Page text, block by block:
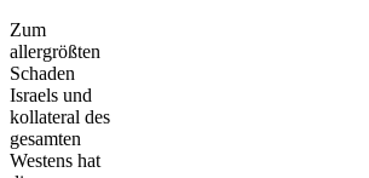
Zum
allergrößten
Schaden
Israels und
kollateral des
gesamten
Westens hat